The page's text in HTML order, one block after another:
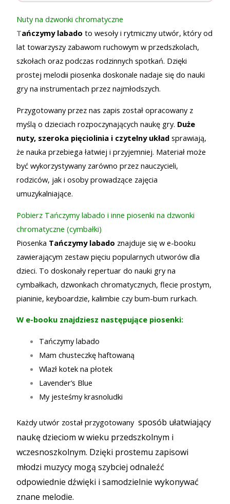
Nuty na dzwonki chromatyczne
Tańczymy labadoto wesoły i rytmiczny utwór, który od
lat towarzyszy zabawom ruchowym w przedszkolach,
szkołach oraz podczas rodzinnych spotkań. Dzięki
prostej melodii piosenka doskonale nadaje się do nauki
gry na instrumentach przez najmłodszych.
Przygotowany przez nas zapis został opracowany z
myślą o dzieciach rozpoczynających naukę gry. Duże
nuty, szeroka pięciolinia i czytelny układ sprawiają,
że nauka przebiega łatwiej i przyjemniej. Materiał może
być wykorzystywany zarówno przez nauczycieli,
rodziców, jak i osoby prowadzące zajęcia
umuzykalniające.
Pobierz Tańczymy labado i inne piosenki na dzwonki
chromatyczne (cymbałki)
Piosenka Tańczymy labado znajduje się w e-booku
zawierającym zestaw pięciu popularnych utworów dla
dzieci. To doskonały repertuar do nauki gry na
cymbałkach, dzwonkach chromatycznych, flecie prostym,
pianinie, keyboardzie, kalimbie czy bum-bum rurkach.
W e-booku znajdziesz następujące piosenki:
Tańczymy labado
Mam chusteczkę haftowaną
Wlazł kotek na płotek
Lavender’s Blue
My jesteśmy krasnoludki
Każdy utwór został przygotowany sposób ułatwiający
naukę dzieciom w wieku przedszkolnym i
wczesnoszkolnym. Dzięki prostemu zapisowi
młodzi muzycy mogą szybciej odnaleźć
odpowiednie dźwięki i samodzielnie wykonywać
znane melodie.